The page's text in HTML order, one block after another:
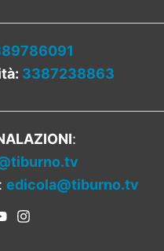
3387238863
:
: edicola@tiburno.tv